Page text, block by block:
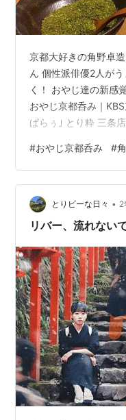
京都大好きの角野卓
ん 個性派俳優2人が
く！ おやじ達の新感
おやじ京都呑み｜
ぱらぅ｣ とり粋 三条
18｢丹後の海でおやじ
ナ料理｣ 大鵬 韓屋 具
とりどりに酔っぱら
で京都を飲み歩きま
れの違いや京都なら
#おやじ京都呑み #
とりビーな日々 • 2
リバー、流れない